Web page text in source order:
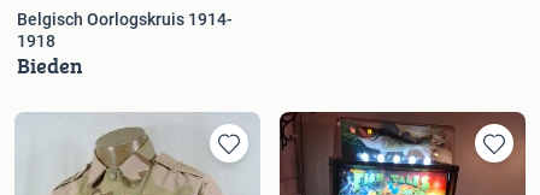
Belgisch Oorlogskruis 1914-
1918
Bieden